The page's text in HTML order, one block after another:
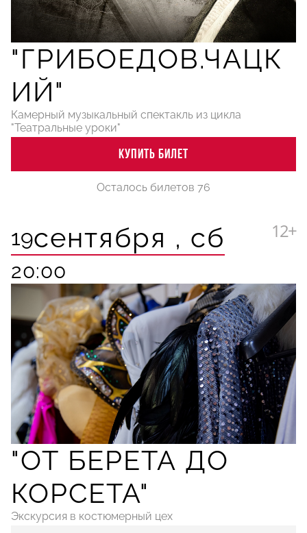
"ГРИБОЕДОВ.ЧАЦК
ИЙ"
Камерный музыкальный спектакль из цикла
"Театральные уроки"
КУПИТЬ БИЛЕТ
Осталось билетов 76
19сентября , сб
20:00
"ОТ БЕРЕТА ДО
КОРСЕТА"
Экскурсия в костюмерный цех
12+